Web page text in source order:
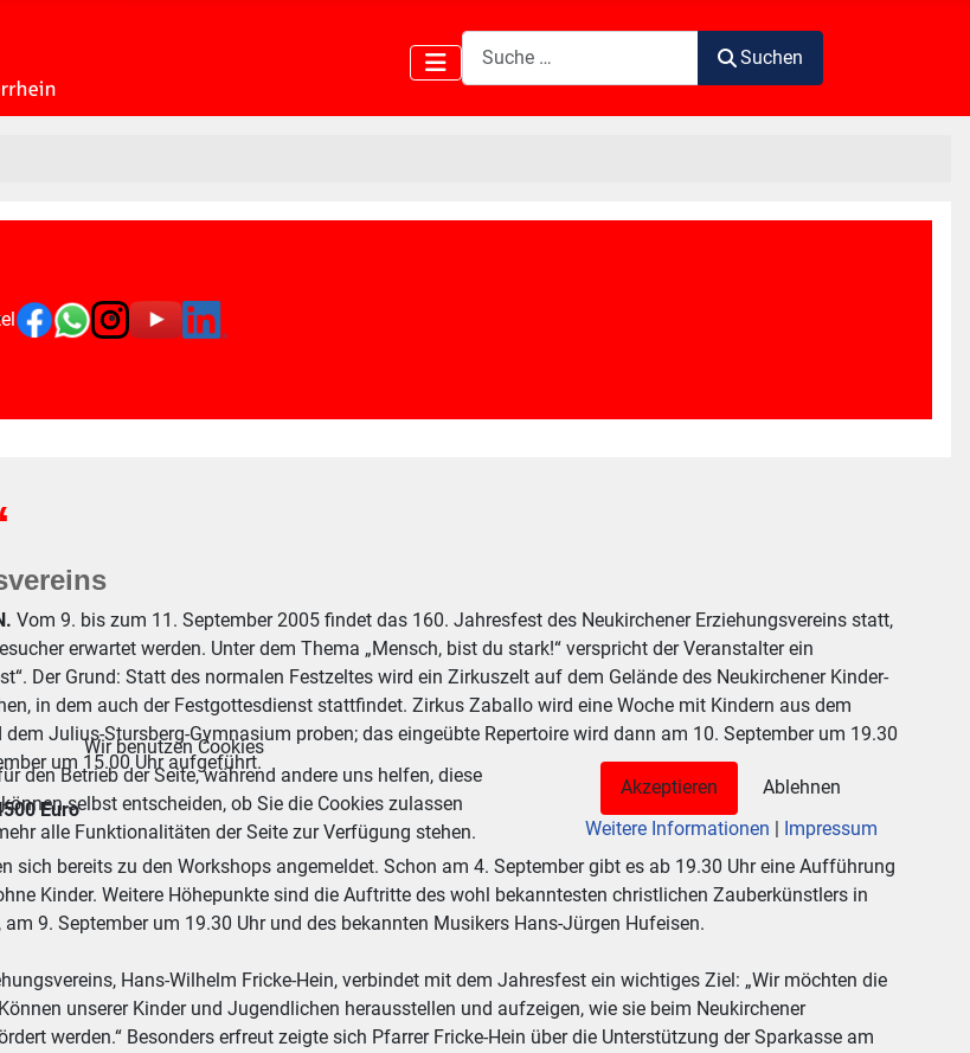
Suchen
Suchen
Vom 9. bis zum 11. September 2005 findet das 160. Jahresfest des Neukirchener Erziehungsvereins statt,
erwartet werden. Unter dem Thema „Mensch, bist du stark!“ verspricht der Veranstalter ein
Der Grund: Statt des normalen Festzeltes wird ein Zirkuszelt auf dem Gelände des Neukirchener Kinder-
in dem auch der Festgottesdienst stattfindet. Zirkus Zaballo wird eine Woche mit Kindern aus dem
dem Julius-Stursberg-Gymnasium proben; das eingeübte Repertoire wird dann am 10. September um 19.30
um 15.00 Uhr aufgeführt.
Euro
sich bereits zu den Workshops angemeldet. Schon am 4. September gibt es ab 19.30 Uhr eine Aufführung
Kinder. Weitere Höhepunkte sind die Auftritte des wohl bekanntesten christlichen Zauberkünstlers in
am 9. September um 19.30 Uhr und des bekannten Musikers Hans-Jürgen Hufeisen.
Hans-Wilhelm Fricke-Hein, verbindet mit dem Jahresfest ein wichtiges Ziel: „Wir möchten die
unserer Kinder und Jugendlichen herausstellen und aufzeigen, wie sie beim Neukirchener
werden.“ Besonders erfreut zeigte sich Pfarrer Fricke-Hein über die Unterstützung der Sparkasse am
Wir benutzen Cookies
den Betrieb der Seite, während andere uns helfen, diese
selbst entscheiden, ob Sie die Cookies zulassen
alle Funktionalitäten der Seite zur Verfügung stehen.
Akzeptieren
Ablehnen
Weitere Informationen | Impressum